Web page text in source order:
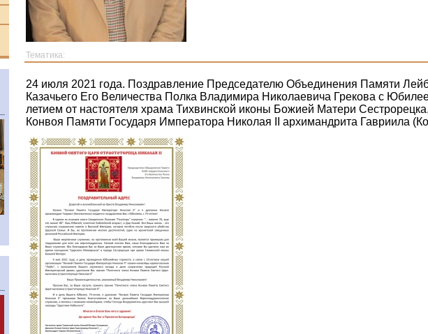
Тематика:
24 июля 2021 года. Поздравление Председателю Объединения Памяти
Казачьего Его Величества Полка Владимира Николаевича Грекова с
летием от настоятеля храма Тихвинской иконы Божией Матери
Конвоя Памяти Государя Императора Николая II архимандрита Гавриила